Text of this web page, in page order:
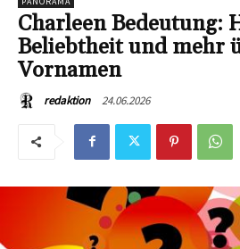
Charleen Bedeutung:
Beliebtheit und mehr
Vornamen
redaktion 24.06.2026